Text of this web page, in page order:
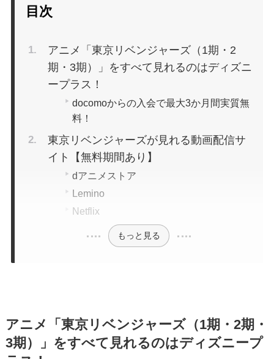
目次
アニメ「東京リベンジャーズ（1期・2
期・3期）」をすべて見れるのはディズニ
ープラス！
docomoからの入会で最大3か月間実質無
料！
東京リベンジャーズが見れる動画配信サ
イト【無料期間あり】
dアニメストア
Lemino
Netflix
もっと見る
アニメ「東京リベンジャーズ（1期・2期・
3期）」をすべて見れるのはディズニープ